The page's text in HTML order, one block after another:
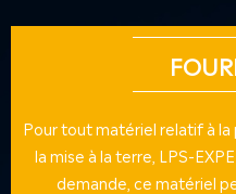
Pour tout matériel relatif à
la mise à la terre, LPS-
demande, ce matériel